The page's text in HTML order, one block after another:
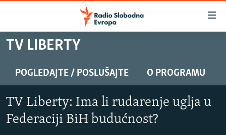
Pređite
sadržaj
na
glavnu
BOSNA I HERCEGOVINA
KOSOVO
CRNA GORA
TV LIBERTY
POGLEDAJTE / POSLUŠAJTE O PROGRAMU
TV Liberty: Ima li rudarenje uglja u
Federaciji BiH budućnost?